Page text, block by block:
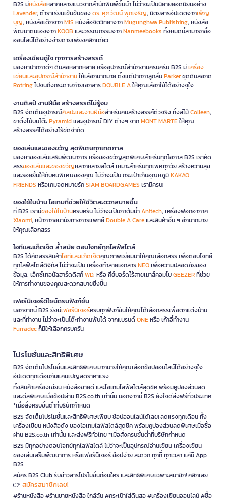
B2S มีหนังสือหลากหลายแนวจากสำนักพิมพ์ชั้นนำ ไม่ว่าจะเป็นนิยายยอดนิยมอย่าง
Lavender, ตำราเรียนเข้มข้นของดร. ศุภวัฒน์ พุกเจริญ, นิตยสารอัปเดตจากเพ็ญ
บุญ, หนังสือเด็กจากMIS หนังสือจิตวิทยาจากMugunghwa Publishing, หนังสือ
พัฒนาตนเองจากKOOB และวรรณกรรมจากNanmeebooks ทั้งหมดนี้สามารถซื้อ
ออนไลน์ได้อย่างง่ายดายเพียงคลิกเดียว
เครื่องเขียนคู่ใจ ทุกการสร้างสรรค์
มองหาปากกาดีๆ ดินสอหลากหลาย หรืออุปกรณ์สำนักงานครบครัน B2S มีเครื่อง
เขียนและอุปกรณ์สำนักงานให้เลือกมากมาย ตั้งแต่ปากกาลูกลื่นParkerชุดดินสอกด
Rotringไปจนถึงกระดาษถ่ายเอกสารDOUBLE Aให้คุณเลือกใช้ได้อย่างจุใจ
งานศิลป์ งานฝีมือ สร้างสรรค์ไม่รู้จบ
B2S จัดเต็มอุปกรณ์ศิลปะและงานฝีมือสำหรับคนสร้างสรรค์ตัวจริง ทั้งสีไม้Colleen,
ขาตั้งไม้บนโต๊ะPyramidและอุปกรณ์ DIY ต่างๆ จากMONT MARTEให้คุณ
สร้างสรรค์ได้อย่างไร้ขีดจำกัด
ของเล่นและของขวัญ สุดพิเศษทุกเทศกาล
มองหาของเล่นเสริมพัฒนาการ หรือของขวัญสุดพิเศษสำหรับทุกโอกาส B2S เราคัด
สรรของเล่นและของขวัญหลากหลายสไตล์ เหมาะสำหรับทุกเพศทุกวัย สร้างความสุข
และรอยยิ้มให้กับคนพิเศษของคุณ ไม่ว่าจะเป็น กระเป๋าเก็บอุณหภูมิKAKAO
FRIENDS หรือเกมจดหมายรักSIAM BOARDGAMES เรามีครบ!
ของใช้ในบ้าน ไอเทมที่ช่วยให้ชีวิตสะดวกสบายขึ้น
ที่ B2S เรามีของใช้ในบ้านครบครัน ไม่ว่าจะเป็นกาต้มน้ำAnitech, เครื่องฟอกอากาศ
Xiaomi, หน้ากากอนามัยทางการแพทย์Double A Careและสินค้าอื่น ๆ อีกมากมาย
ให้คุณเลือกสรร
ไอทีและแก็ดเจ็ต ล้ำสมัย ตอบโจทย์ทุกไลฟ์สไตล์
B2S ได้คัดสรรสินค้าไอทีและแก็ดเจ็ตคุณภาพเยี่ยมมาให้คุณเลือกสรร เพื่อตอบโจทย์
ทุกไลฟ์สไตล์ดิจิทัล ไม่ว่าจะเป็น เครื่องทำลายเอกสารNEOเพื่อความปลอดภัยของ
ข้อมูล, เอ็กซ์เทอนัลฮาร์ดดิสก์WD, หรือ คีย์บอร์ดไร้สายเมาส์คอมโบGEEZERที่ช่วย
ให้การทำงานของคุณสะดวกสบายยิ่งขึ้น
เฟอร์นิเจอร์ดีไซน์ครบฟังก์ชั่น
นอกจากนี้ B2S ยังมีเฟอร์นิเจอร์ครบทุกฟังก์ชันให้คุณได้เลือกสรรเพื่อตกแต่งบ้าน
และที่ทำงาน ไม่ว่าจะเป็นโต๊ะทำงานพับได้ จากแบรนด์ONEหรือ เก้าอี้ทำงาน
Furradecก็มีให้เลือกครบครัน
โปรโมชั่นและสิทธิพิเศษ
B2S จัดเต็มโปรโมชั่นและสิทธิพิเศษมากมายให้คุณเลือกช้อปออนไลน์ได้อย่างจุใจ
อัปเดตทุกเดือนกับแคมเปญลดราคาแรง
ทั้งสินค้าเครื่องเขียน หนังสือขายดี และไอเทมไลฟ์สไตล์สุดชิค พร้อมคูปองส่วนลด
และดีลพิเศษเมื่อช้อปผ่าน B2S.co.th เท่านั้น นอกจากนี้ B2S ยังใจดีส่งฟรีทั่วประเทศ
*เมื่อสั่งครบขั้นต่ำที่บริษัทกำหนด
B2S จัดเต็มโปรโมชั่นและสิทธิพิเศษเพียบ ช้อปออนไลน์ได้เลย! ลดแรงทุกเดือน ทั้ง
เครื่องเขียน หนังสือดัง ของไอเทมไลฟ์สไตล์สุดชิค พร้อมคูปองส่วนลดพิเศษเมื่อซื้อ
ผ่าน B2S.co.th เท่านั้น และส่งฟรีทั่วไทย *เมื่อสั่งครบขั้นต่ำที่บริษัทกำหนด
B2S มีทุกอย่างตอบโจทย์ทุกไลฟ์สไตล์ ไม่ว่าจะเป็นอุปกรณ์อ่านเขียน เครื่องเขียน
ของเล่นเสริมพัฒนาการ หรือเฟอร์นิเจอร์ ช้อปง่าย สะดวก ทุกที่ ทุกเวลา แค่มี App
B2S
สมัคร B2S Club รับข่าวสารโปรโมชั่นก่อนใคร และสิทธิพิเศษเฉพาะสมาชิก! คลิกเลย
👉 สมัครสมาชิกเลย!
#ร้านหนังสือ #ร้านขายหนังสือ ใกล้ฉัน #กระเป๋าใส่ดินสอ #เครื่องเขียนออนไลน์ #ซื้อ